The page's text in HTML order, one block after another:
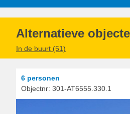
Alternatieve
In de buurt (51)
6 personen
Objectnr: 301-AT6555.330.1